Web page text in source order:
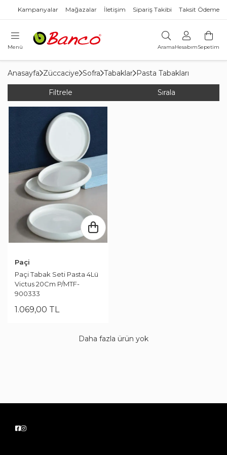
Kampanyalar Mağazalar İletişim Sipariş Takibi Taksit Ödeme
Menü AramaHesabımSepetim
Anasayfa Züccaciye Sofra Tabaklar Pasta Tabakları
Filtrele Sırala
Paçi
Paçi Tabak Seti Pasta 4Lü
Victus 20Cm P/MTF-
900333
1.069,00 TL
Daha fazla ürün yok